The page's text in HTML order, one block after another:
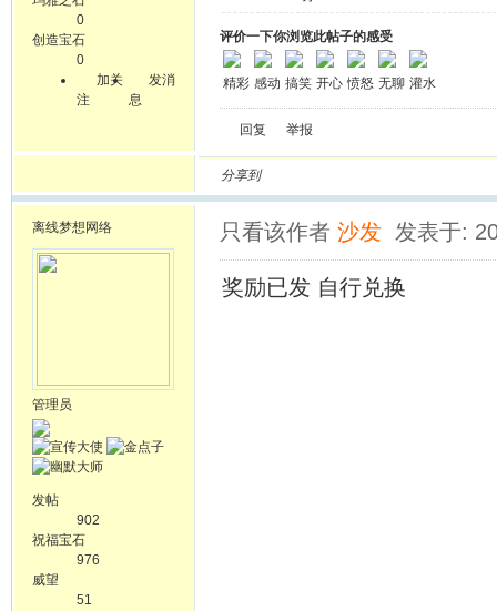
0
创造宝石
0
加关
注
发消
息
评价一下你浏览此帖子的感受
精彩 感动 搞笑 开心 愤怒 无聊 灌水
回复 举报
分享到
离线梦想网络
管理员
发帖
902
祝福宝石
976
威望
51
只看该作者 沙发 发表于:
奖励已发 自行兑换